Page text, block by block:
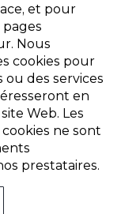
et pour
Nous
cookies pour
des services
en
Web. Les
ne sont
prestataires.